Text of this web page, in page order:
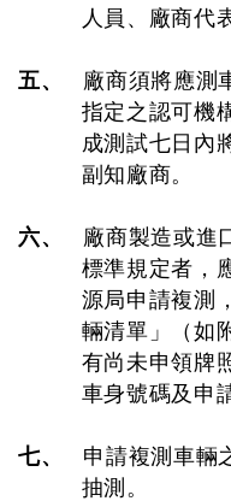
人員、廠商代
五、
廠商須將應測
指定之認可機
成測試七日內
副知廠商。
六、
廠商製造或進
標準規定者，
源局申請複測
輛清單」（如
有尚未申領牌
車身號碼及申
七、
申請複測車輛
抽測。